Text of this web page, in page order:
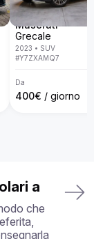
Con un
politiche
come
la tua
su misura per
la tua Aston
Maserati
Grecale
2023 • SUV
#Y7ZXAMQ7
Da
400€ / giorno
a
che